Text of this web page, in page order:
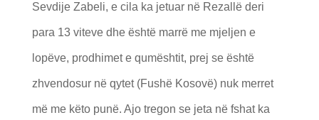
Sevdije Zabeli, e cila ka jetuar në Rezallë deri
para 13 viteve dhe është marrë me mjeljen e
lopëve, prodhimet e qumështit, prej se është
zhvendosur në qytet (Fushë Kosovë) nuk merret
më me këto punë. Ajo tregon se jeta në fshat ka